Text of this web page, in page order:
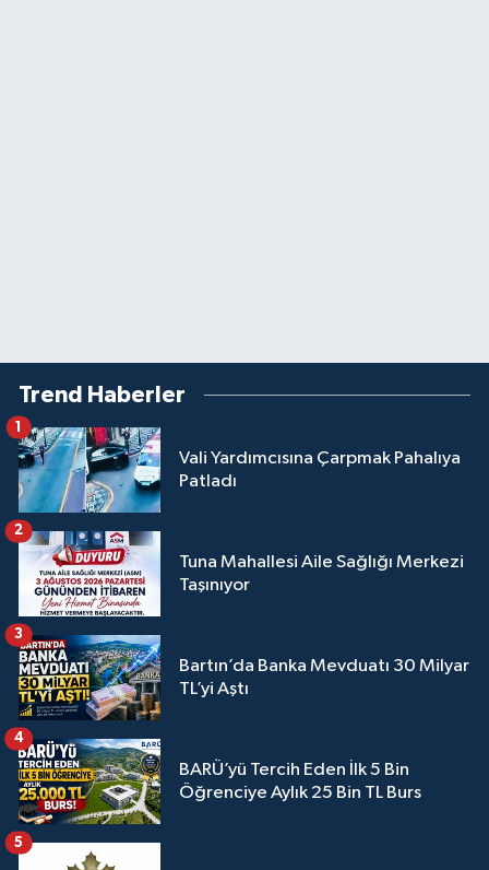
Trend Haberler
Vali Yardımcısına Çarpmak Pahalıya
Patladı
1
Tuna Mahallesi Aile Sağlığı Merkezi
Taşınıyor
2
Bartın’da Banka Mevduatı 30 Milyar
TL’yi Aştı
3
BARÜ’yü Tercih Eden İlk 5 Bin
Öğrenciye Aylık 25 Bin TL Burs
4
5